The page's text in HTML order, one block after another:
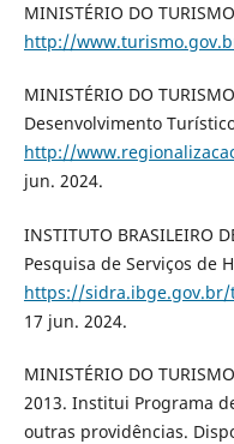
MINISTÉRIO DO
http://
MINISTÉRIO DO
Desenvolvimento
http://
jun. 2024.
INSTITUTO BRASILEIRO
Pesquisa de Serviços de
https://
17 jun. 2024.
MINISTÉRIO DO
2013. Institui Programa
outras providências.